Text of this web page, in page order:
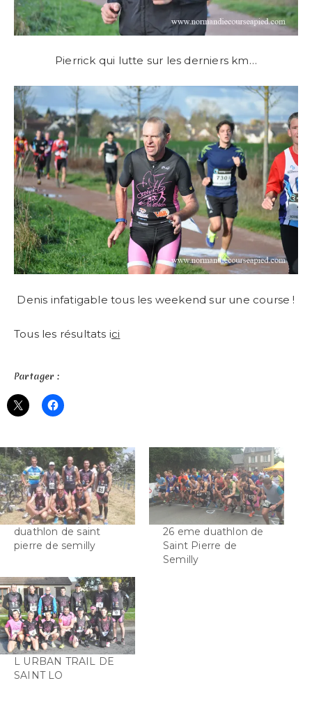
Pierrick qui lutte sur les derniers km…
Denis infatigable tous les weekend sur une course !
Tous les résultats ici
Partager :
duathlon de saint
pierre de semilly
26 eme duathlon de
Saint Pierre de
Semilly
L URBAN TRAIL DE
SAINT LO